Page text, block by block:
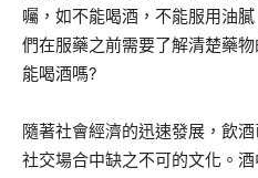
囑，如不能喝酒，不能服用油
們在服藥之前需要了解清楚藥
能喝酒嗎?
隨著社會經濟的迅速發展，飲
社交場合中缺之不可的文化。